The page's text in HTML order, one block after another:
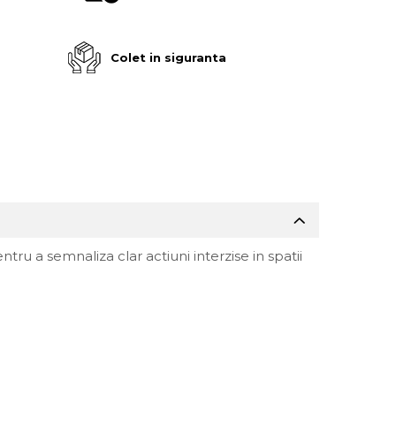
Colet in siguranta
a semnaliza clar actiuni interzise in spatii